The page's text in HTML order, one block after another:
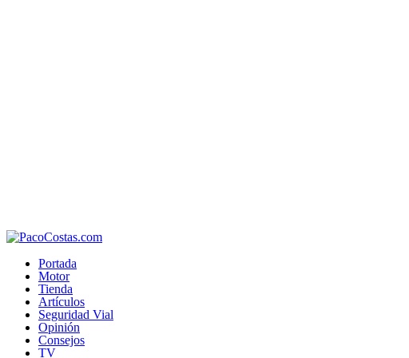
Portada
Motor
Tienda
Artículos
Seguridad Vial
Opinión
Consejos
TV